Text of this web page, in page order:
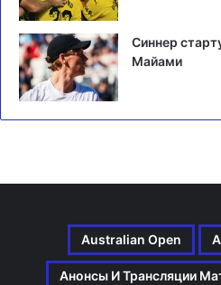
Синнер
Майами
Australian Open
Анонсы И Трансляции